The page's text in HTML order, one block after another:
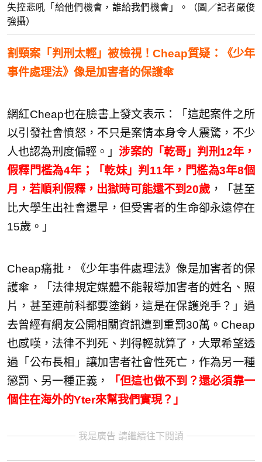
失控悲吼「給他們機會，誰給我們機會」。（圖／記者嚴俊
強攝）
割頸案「判刑太輕」被檢視！Cheap質疑：《少年
事件處理法》像是加害者的保護傘
網紅Cheap也在臉書上發文表示：「這起案件之所
以引發社會憤怒，不只是案情本身令人震驚，不少
人也認為刑度偏輕。」涉案的「乾哥」判刑12年，
假釋門檻為4年；「乾妹」判11年，門檻為3年8個
月，若順利假釋，出獄時可能還不到20歲 ，「甚至
比大學生出社會還早，但受害者的生命卻永遠停在
15歲。」
Cheap痛批，《少年事件處理法》像是加害者的保
護傘，「法律規定媒體不能報導加害者的姓名、照
片，甚至連前科都要塗銷，這是在保護兇手？」過
去曾經有網友公開相關資訊遭到重罰30萬。Cheap
也感嘆，法律不判死、判得輕就算了，大眾希望透
過「公布長相」讓加害者社會性死亡，作為另一種
懲罰、另一種正義，
「但這也做不到？還必須靠一
個住在海外的Yter來幫我們實現？」
我是廣告 請繼續往下閱讀